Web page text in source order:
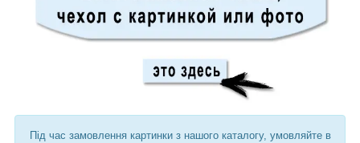
Під час замовлення картинки з нашого каталогу, умовляйте в